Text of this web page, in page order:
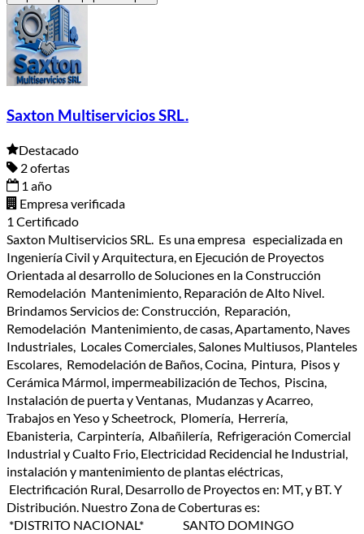
Saxton Multiservicios SRL.
Destacado
2 ofertas
1 año
Empresa verificada
1 Certificado
Saxton Multiservicios SRL. Es una empresa especializada en
Ingeniería Civil y Arquitectura, en Ejecución de Proyectos
Orientada al desarrollo de Soluciones en la Construcción
Remodelación Mantenimiento, Reparación de Alto Nivel.
Brindamos Servicios de: Construcción, Reparación,
Remodelación Mantenimiento, de casas, Apartamento, Naves
Industriales, Locales Comerciales, Salones Multiusos, Planteles
Escolares, Remodelación de Baños, Cocina, Pintura, Pisos y
Cerámica Mármol, impermeabilización de Techos, Piscina,
Instalación de puerta y Ventanas, Mudanzas y Acarreo,
Trabajos en Yeso y Scheetrock, Plomería, Herrería,
Ebanisteria, Carpintería, Albañilería, Refrigeración Comercial
Industrial y Cualto Frio, Electricidad Recidencial he Industrial,
instalación y mantenimiento de plantas eléctricas,
Electrificación Rural, Desarrollo de Proyectos en: MT, y BT. Y
Distribución. Nuestro Zona de Coberturas es:
*DISTRITO NACIONAL* SANTO DOMINGO